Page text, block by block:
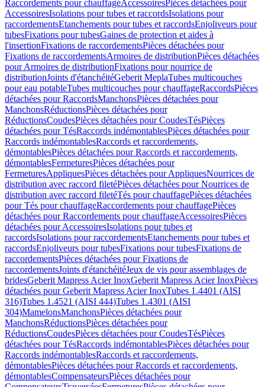
Raccordements pour chauffageAccessoiresPièces détachées pour
AccessoiresIsolations pour tubes et raccordsIsolations pour
raccordementsEtanchements pour tubes et raccordsEnjoliveurs pour
tubesFixations pour tubesGaines de protection et aides à
l'insertionFixations de raccordementsPièces détachées pour
Fixations de raccordementsArmoires de distributionPièces détachées
pour Armoires de distributionFixations pour nourrice de
distributionJoints d'étanchéitéGeberit MeplaTubes multicouches
pour eau potableTubes multicouches pour chauffageRaccordsPièces
détachées pour RaccordsManchonsPièces détachées pour
ManchonsRéductionsPièces détachées pour
RéductionsCoudesPièces détachées pour CoudesTésPièces
détachées pour TésRaccords indémontablesPièces détachées pour
Raccords indémontablesRaccords et raccordements,
démontablesPièces détachées pour Raccords et raccordements,
démontablesFermeturesPièces détachées pour
FermeturesAppliquesPièces détachées pour AppliquesNourrices de
distribution avec raccord filetéPièces détachées pour Nourrices de
distribution avec raccord filetéTés pour chauffagePièces détachées
pour Tés pour chauffageRaccordements pour chauffagePièces
détachées pour Raccordements pour chauffageAccessoiresPièces
détachées pour AccessoiresIsolations pour tubes et
raccordsIsolations pour raccordementsEtanchements pour tubes et
raccordsEnjoliveurs pour tubesFixations pour tubesFixations de
raccordementsPièces détachées pour Fixations de
raccordementsJoints d'étanchéitéJeux de vis pour assemblages de
bridesGeberit Mapress Acier InoxGeberit Mapress Acier InoxPièces
détachées pour Geberit Mapress Acier InoxTubes 1.4401 (AISI
316)Tubes 1.4521 (AISI 444)Tubes 1.4301 (AISI
304)MamelonsManchonsPièces détachées pour
ManchonsRéductionsPièces détachées pour
RéductionsCoudesPièces détachées pour CoudesTésPièces
détachées pour TésRaccords indémontablesPièces détachées pour
Raccords indémontablesRaccords et raccordements,
démontablesPièces détachées pour Raccords et raccordements,
démontablesCompensateursPièces détachées pour